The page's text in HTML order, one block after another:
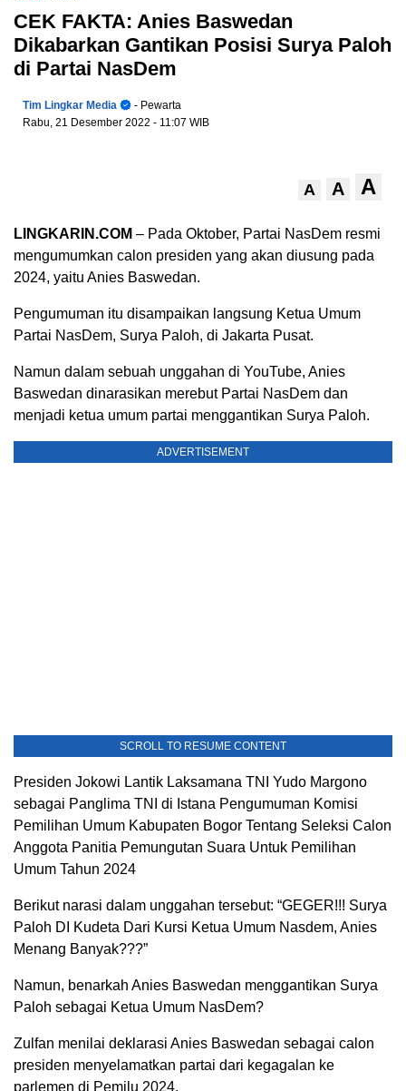
CEK FAKTA: Anies Baswedan
Dikabarkan Gantikan Posisi Surya Paloh
di Partai NasDem
Tim Lingkar Media
- Pewarta
Rabu, 21 Desember 2022 - 11:07 WIB
A A A
LINGKARIN.COM – Pada Oktober, Partai NasDem resmi
mengumumkan calon presiden yang akan diusung pada
2024, yaitu Anies Baswedan.
Pengumuman itu disampaikan langsung Ketua Umum
Partai NasDem, Surya Paloh, di Jakarta Pusat.
Namun dalam sebuah unggahan di YouTube, Anies
Baswedan dinarasikan merebut Partai NasDem dan
menjadi ketua umum partai menggantikan Surya Paloh.
ADVERTISEMENT
SCROLL TO RESUME CONTENT
Presiden Jokowi Lantik Laksamana TNI Yudo Margono
sebagai Panglima TNI di Istana Pengumuman Komisi
Pemilihan Umum Kabupaten Bogor Tentang Seleksi Calon
Anggota Panitia Pemungutan Suara Untuk Pemilihan
Umum Tahun 2024
Berikut narasi dalam unggahan tersebut: “GEGER!!! Surya
Paloh DI Kudeta Dari Kursi Ketua Umum Nasdem, Anies
Menang Banyak???”
Namun, benarkah Anies Baswedan menggantikan Surya
Paloh sebagai Ketua Umum NasDem?
Zulfan menilai deklarasi Anies Baswedan sebagai calon
presiden menyelamatkan partai dari kegagalan ke
parlemen di Pemilu 2024.